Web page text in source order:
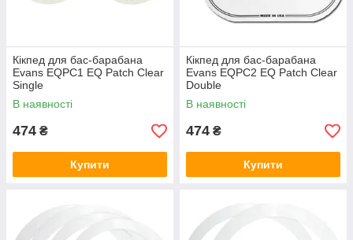
Кікпед для бас-барабана
Evans EQPC1 EQ Patch Clear
Single
В наявності
474 ₴
Купити
Кікпед для бас-барабана
Evans EQPC2 EQ Patch Clear
Double
В наявності
474 ₴
Купити